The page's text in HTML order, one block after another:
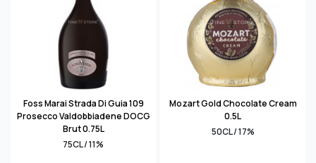
Foss Marai Strada Di Guia 109
Prosecco Valdobbiadene DOCG
Brut 0.75L
75CL / 11%
Mozart Gold Chocolate Cream
0.5L
50CL / 17%